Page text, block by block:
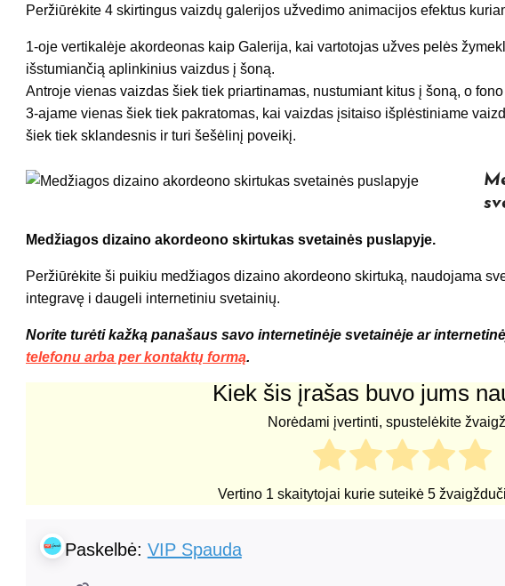
Peržiūrėkite 4 skirtingus vaizdų galerijos užvedimo animacijos efektus
1-oje vertikalėje akordeonas kaip Galerija, kai vartotojas užves pelės
išstumiančią aplinkinius vaizdus į šoną.
Antroje vienas vaizdas šiek tiek priartinamas, nustumiant kitus į šoną, o
3-ajame vienas šiek tiek pakratomas, kai vaizdas įsitaiso išplėstiniame
šiek tiek sklandesnis ir turi šešėlinį poveikį.
Medžiagos dizaino akordeono skirtukas svetainės puslapyje.
Peržiūrėkite ši puikiu medžiagos dizaino akordeono skirtuką, naudojama
integravę i daugeli internetiniu svetainių.
Norite turėti kažką panašaus savo internetinėje svetainėje ar
telefonu arba per kontaktų formą.
Kiek šis įrašas buvo jums
Norėdami įvertinti, spustelėkite
Vertino 1 skaitytojai kurie suteikė 5
Paskelbė: VIP Spauda